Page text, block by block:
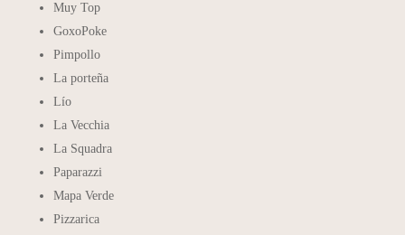
Muy Top
GoxoPoke
Pimpollo
La porteña
Lío
La Vecchia
La Squadra
Paparazzi
Mapa Verde
Pizzarica